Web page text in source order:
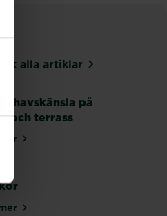
alla artiklar
på
och terrass
om Medelhavskänsla på altan
om Krukor